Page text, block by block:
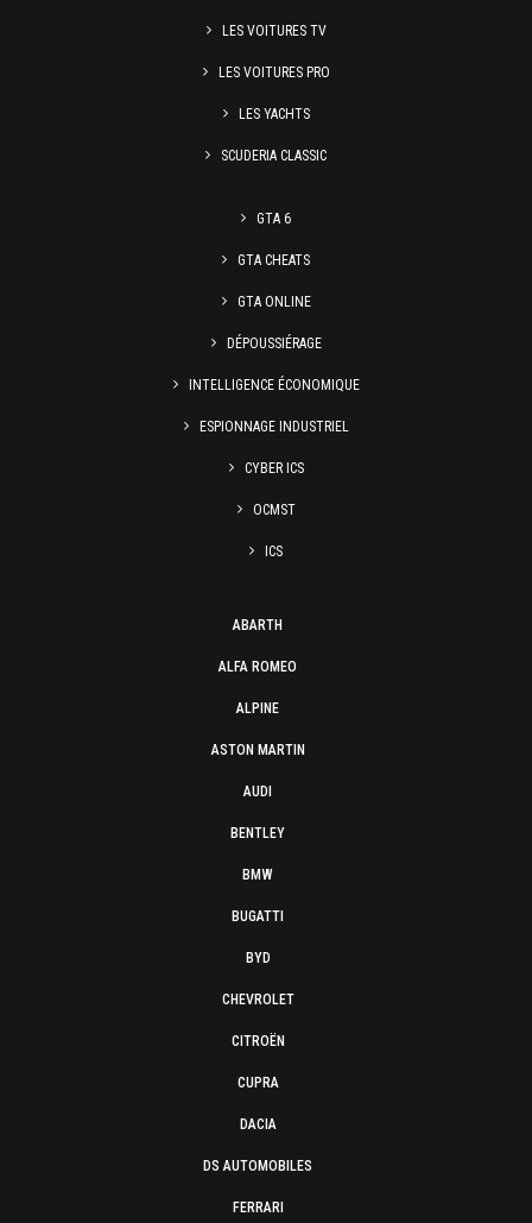
LES VOITURES TV
LES VOITURES PRO
LES YACHTS
SCUDERIA CLASSIC
GTA 6
GTA CHEATS
GTA ONLINE
DÉPOUSSIÉRAGE
INTELLIGENCE ÉCONOMIQUE
ESPIONNAGE INDUSTRIEL
CYBER ICS
OCMST
ICS
ABARTH
ALFA ROMEO
ALPINE
ASTON MARTIN
AUDI
BENTLEY
BMW
BUGATTI
BYD
CHEVROLET
CITROËN
CUPRA
DACIA
DS AUTOMOBILES
FERRARI